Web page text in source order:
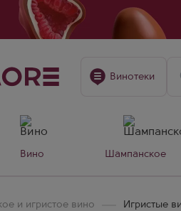
Винотеки
Вино Шампанское
и игристое вино Игристые